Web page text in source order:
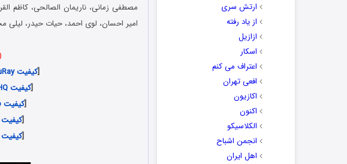
ارتش سری
از یاد رفته
ازازیل
اسکار
اعتراف می کنم
افعی تهران
اکازیون
اکنون
الکلاسیکو
انجمن اشباح
اهل ایران
مصطفی زمانی، ناریمان الصالحی، کاظم
امیر احسان‌، لوی احمد، حیات حیدر، لیلی
[کیفیت 1080p BluRay با حجم 2.2 گیگابایت – 20.000 تومان
[کیفیت 1080p HQ با حجم 1.1 گیگابایت – 18.000 تومان
[کیفیت 1080p با حجم 802 مگابایت – 15.000 تومان
[کیفیت 720p با حجم 364 مگابایت – 13.000 تومان
[کیفیت 480p با حجم 222 مگابایت – 12.000 تومان